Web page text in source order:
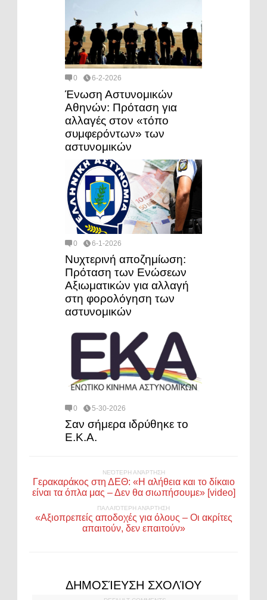
0 6-2-2026
Ένωση Αστυνομικών
Αθηνών: Πρόταση για
αλλαγές στον «τόπο
συμφερόντων» των
αστυνομικών
0 6-1-2026
Νυχτερινή αποζημίωση:
Πρόταση των Ενώσεων
Αξιωματικών για αλλαγή
στη φορολόγηση των
αστυνομικών
0 5-30-2026
Σαν σήμερα ιδρύθηκε το
Ε.Κ.Α.
ΝΕΌΤΕΡΗ ΑΝΆΡΤΗΣΗ
Γερακαράκος στη ΔΕΘ: «Η αλήθεια και το δίκαιο
είναι τα όπλα μας – Δεν θα σιωπήσουμε» [video]
ΠΑΛΑΙΌΤΕΡΗ ΑΝΆΡΤΗΣΗ
«Αξιοπρεπείς αποδοχές για όλους – Οι ακρίτες
απαιτούν, δεν επαιτούν»
ΔΗΜΟΣΊΕΥΣΗ ΣΧΟΛΊΟΥ